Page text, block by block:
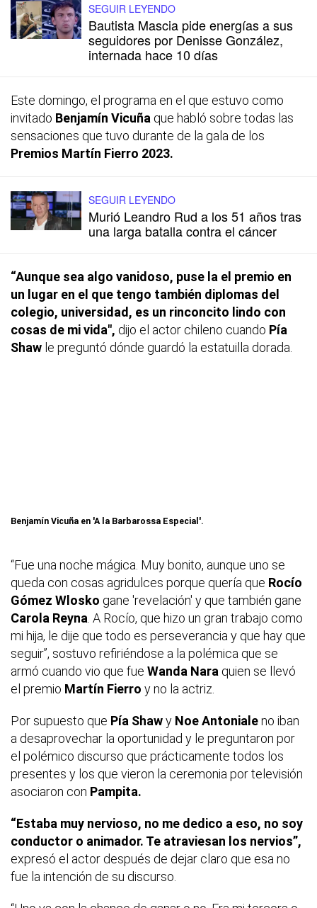
SEGUIR LEYENDO
Bautista Mascia pide energías a sus
seguidores por Denisse González,
internada hace 10 días
Este domingo, el programa en el que estuvo como
invitado Benjamín Vicuña que habló sobre todas las
sensaciones que tuvo durante de la gala de los
Premios Martín Fierro 2023.
SEGUIR LEYENDO
Murió Leandro Rud a los 51 años tras
una larga batalla contra el cáncer
“Aunque sea algo vanidoso, puse la el premio en
un lugar en el que tengo también diplomas del
colegio, universidad, es un rinconcito lindo con
cosas de mi vida", dijo el actor chileno cuando Pía
Shaw le preguntó dónde guardó la estatuilla dorada.
Benjamín Vicuña en 'A la Barbarossa Especial'.
“Fue una noche mágica. Muy bonito, aunque uno se
queda con cosas agridulces porque quería que Rocío
Gómez Wlosko gane 'revelación' y que también gane
Carola Reyna. A Rocío, que hizo un gran trabajo como
mi hija, le dije que todo es perseverancia y que hay que
seguir”, sostuvo refiriéndose a la polémica que se
armó cuando vio que fue Wanda Nara quien se llevó
el premio Martín Fierro y no la actriz.
Por supuesto que Pía Shawy Noe Antonialeno iban
a desaprovechar la oportunidad y le preguntaron por
el polémico discurso que prácticamente todos los
presentes y los que vieron la ceremonia por televisión
asociaron con Pampita.
“Estaba muy nervioso, no me dedico a eso, no soy
conductor o animador. Te atraviesan los nervios”,
expresó el actor después de dejar claro que esa no
fue la intención de su discurso.